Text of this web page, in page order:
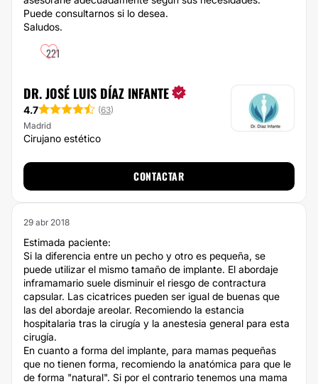
Puede consultarnos si lo desea.
Saludos.
221
DR. JOSÉ LUIS DÍAZ INFANTE
4.7 (63)
Madrid
Cirujano estético
CONTACTAR
29 abr 2018
Estimada paciente:
Si la diferencia entre un pecho y otro es pequeña, se
puede utilizar el mismo tamaño de implante. El abordaje
inframamario suele disminuir el riesgo de contractura
capsular. Las cicatrices pueden ser igual de buenas que
las del abordaje areolar. Recomiendo la estancia
hospitalaria tras la cirugía y la anestesia general para esta
cirugía.
En cuanto a forma del implante, para mamas pequeñas
que no tienen forma, recomiendo la anatómica para que le
de forma "natural". Si por el contrario tenemos una mama